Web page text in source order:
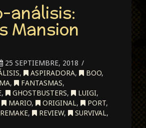
análisis:
Mansion
25 SEPTIEMBRE, 2018
, ASPIRADORA, BOO,
, FANTASMAS,
, GHOSTBUSTERS, LUIGI,
MARIO, ORIGINAL, PORT,
REMAKE, REVIEW, SURVIVAL,